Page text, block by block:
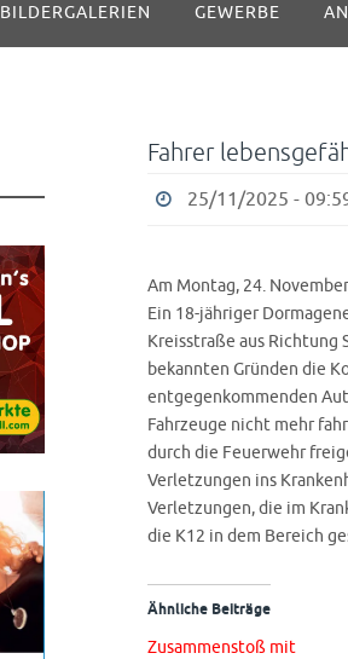
BILDERGALERIEN GEWERBE
Fahrer
25/11/2025 -
Am Montag, 24.
Ein 18-jähriger
Kreisstraße aus Richtung
bekannten Gründen die
entgegenkommenden
Fahrzeuge nicht mehr
durch die Feuerwehr
Verletzungen ins
Verletzungen, die im
die K12 in dem Bereich
Ähnliche Beiträge
Zusammenstoß mit